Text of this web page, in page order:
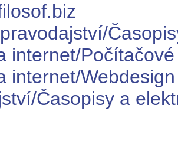
internet/
internet/
Časopisy a